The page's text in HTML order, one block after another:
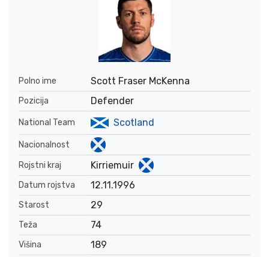
Polno ime Scott Fraser McKenna
Pozicija Defender
National Team Scotland
Nacionalnost
Rojstni kraj
Kirriemuir
Datum rojstva 12.11.1996
Starost 29
Teža 74
Višina 189